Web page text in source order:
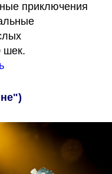
приключения
антидепрессанты" для взрослых